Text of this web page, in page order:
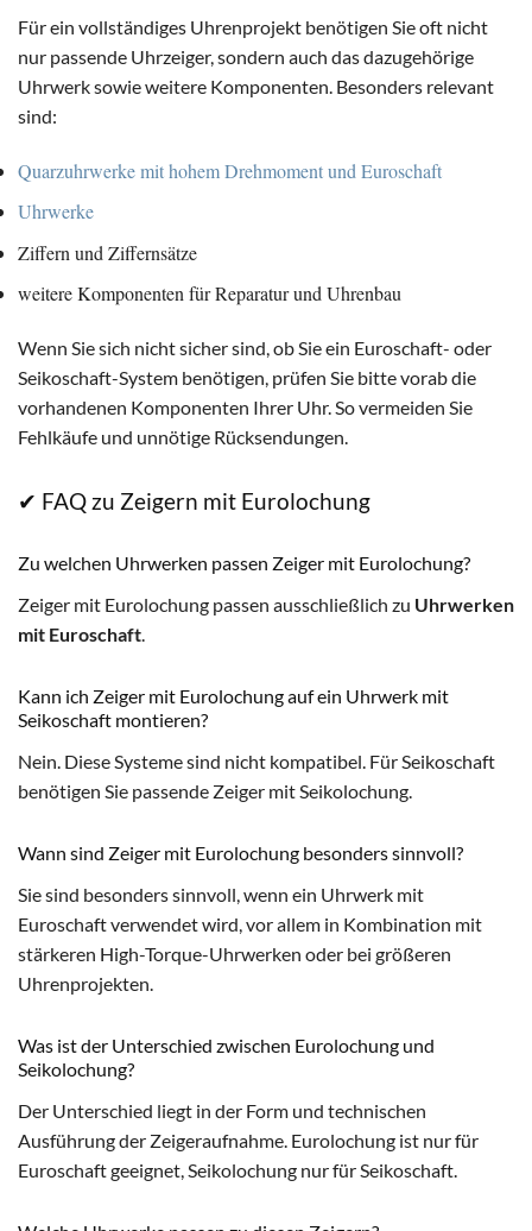
Für ein vollständiges Uhrenprojekt benötigen Sie oft nicht
nur passende Uhrzeiger, sondern auch das dazugehörige
Uhrwerk sowie weitere Komponenten. Besonders relevant
sind:
Quarzuhrwerke mit hohem Drehmoment und Euroschaft
Uhrwerke
Ziffern und Ziffernsätze
weitere Komponenten für Reparatur und Uhrenbau
Wenn Sie sich nicht sicher sind, ob Sie ein Euroschaft- oder
Seikoschaft-System benötigen, prüfen Sie bitte vorab die
vorhandenen Komponenten Ihrer Uhr. So vermeiden Sie
Fehlkäufe und unnötige Rücksendungen.
✔ FAQ zu Zeigern mit Eurolochung
Zu welchen Uhrwerken passen Zeiger mit Eurolochung?
Zeiger mit Eurolochung passen ausschließlich zu Uhrwerken
mit Euroschaft.
Kann ich Zeiger mit Eurolochung auf ein Uhrwerk mit
Seikoschaft montieren?
Nein. Diese Systeme sind nicht kompatibel. Für Seikoschaft
benötigen Sie passende Zeiger mit Seikolochung.
Wann sind Zeiger mit Eurolochung besonders sinnvoll?
Sie sind besonders sinnvoll, wenn ein Uhrwerk mit
Euroschaft verwendet wird, vor allem in Kombination mit
stärkeren High-Torque-Uhrwerken oder bei größeren
Uhrenprojekten.
Was ist der Unterschied zwischen Eurolochung und
Seikolochung?
Der Unterschied liegt in der Form und technischen
Ausführung der Zeigeraufnahme. Eurolochung ist nur für
Euroschaft geeignet, Seikolochung nur für Seikoschaft.